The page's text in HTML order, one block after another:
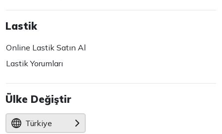
Lastik
Online Lastik Satın Al
Lastik Yorumları
Ülke Değiştir
Türkiye